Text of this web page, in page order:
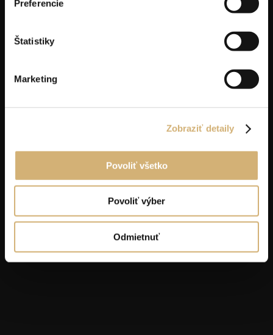
Preferencie
Štatistiky
Marketing
Zobraziť detaily
Povoliť všetko
Povoliť výber
Odmietnuť
Sur-Ron Ultra Bee